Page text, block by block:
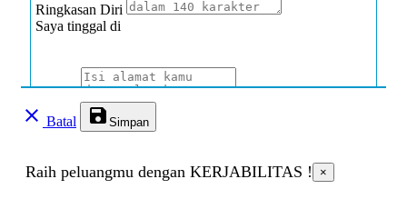
Ringkasan Diri
Saya tinggal di
Alamat
Jenis Disabilitas
clear Batal save Simpan
Raih peluangmu dengan KERJABILITAS ! ×